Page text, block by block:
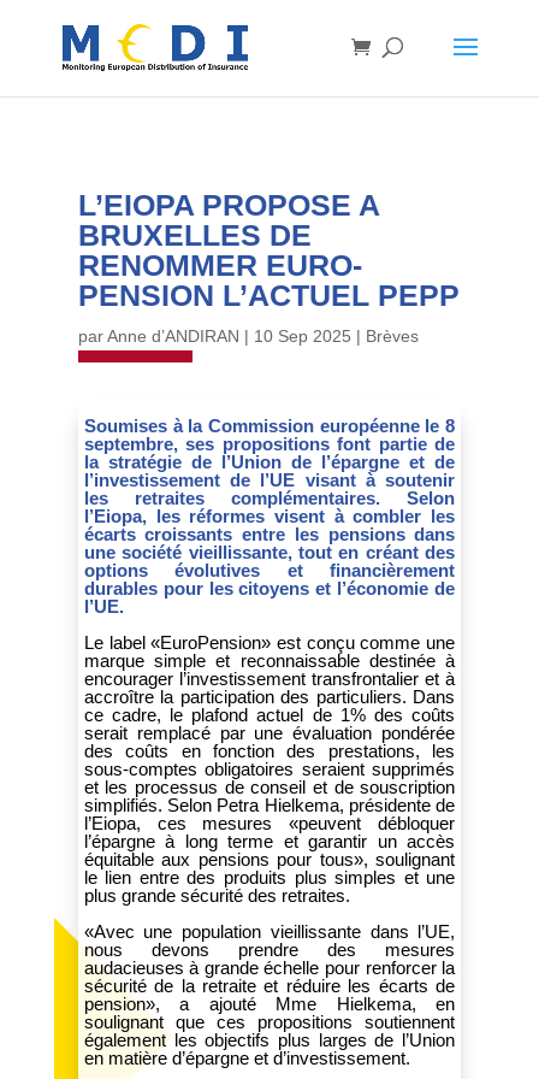
L’EIOPA PROPOSE A
BRUXELLES DE
RENOMMER EURO-
PENSION L’ACTUEL PEPP
parAnne d’ANDIRAN | 10 Sep 2025 | Brèves
Soumises à la Commission européenne le 8
septembre, ses propositions font partie de
la stratégie de l’Union de l’épargne et de
l’investissement de l’UE visant à soutenir
les retraites complémentaires. Selon
l’Eiopa, les réformes visent à combler les
écarts croissants entre les pensions dans
une société vieillissante, tout en créant des
options évolutives et financièrement
durables pour les citoyens et l’économie de
l’UE.
Le label «EuroPension» est conçu comme une
marque simple et reconnaissable destinée à
encourager l’investissement transfrontalier et à
accroître la participation des particuliers. Dans
ce cadre, le plafond actuel de 1% des coûts
serait remplacé par une évaluation pondérée
des coûts en fonction des prestations, les
sous-comptes obligatoires seraient supprimés
et les processus de conseil et de souscription
simplifiés. Selon Petra Hielkema, présidente de
l’Eiopa, ces mesures «peuvent débloquer
l’épargne à long terme et garantir un accès
équitable aux pensions pour tous», soulignant
le lien entre des produits plus simples et une
plus grande sécurité des retraites.
«Avec une population vieillissante dans l’UE,
nous devons prendre des mesures
audacieuses à grande échelle pour renforcer la
sécurité de la retraite et réduire les écarts de
pension», a ajouté Mme Hielkema, en
soulignant que ces propositions soutiennent
également les objectifs plus larges de l’Union
en matière d’épargne et d’investissement.